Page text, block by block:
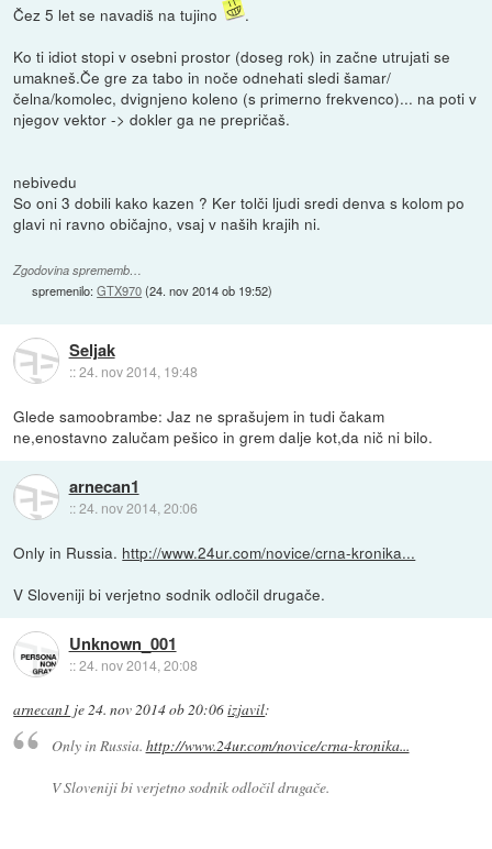
Čez 5 let se navadiš na tujino
.
Ko ti idiot stopi v osebni prostor (doseg rok) in začne utrujati se
umakneš.Če gre za tabo in noče odnehati sledi šamar/
čelna/komolec, dvignjeno koleno (s primerno frekvenco)... na poti v
njegov vektor -> dokler ga ne prepričaš.
nebivedu
So oni 3 dobili kako kazen ? Ker tolči ljudi sredi denva s kolom po
glavi ni ravno običajno, vsaj v naših krajih ni.
Zgodovina sprememb…
spremenilo:GTX970(24. nov 2014 ob 19:52)
Seljak
::24. nov 2014, 19:48
Glede samoobrambe: Jaz ne sprašujem in tudi čakam
ne,enostavno zalučam pešico in grem dalje kot,da nič ni bilo.
arnecan1
::24. nov 2014, 20:06
Only in Russia. http://www.24ur.com/novice/crna-kronika...
V Sloveniji bi verjetno sodnik odločil drugače.
Unknown_001
::24. nov 2014, 20:08
arnecan1 je 24. nov 2014 ob 20:06izjavil:
Only in Russia. http://www.24ur.com/novice/crna-kronika...
V Sloveniji bi verjetno sodnik odločil drugače.